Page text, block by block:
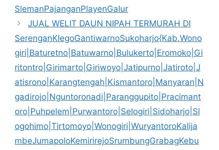
SlemanPajanganPlayenGalur
JUAL WELIT DAUN NIPAH TERMURAH DI
SerenganKlegoGantiwarnoSukoharjo{Kab.Wono
giri|Baturetno|Batuwarno|Bulukerto|Eromoko|Gi
ritontro|Girimarto|Giriwoyo|Jatipurno|Jatiroto|J
atisrono|Karangtengah|Kismantoro|Manyaran|N
gadirojo|Nguntoronadi|Paranggupito|Pracimant
oro|Puhpelem|Purwantoro|Selogiri|Sidoharjo|Sl
ogohimo|Tirtomoyo|Wonogiri|WuryantoroKalija
mbeJumapoloKemirirejoSrumbungGrabagKebu